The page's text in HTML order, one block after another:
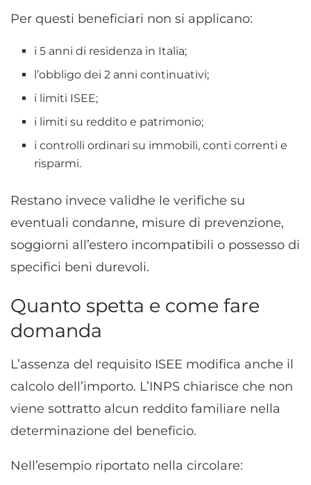
Per questi beneficiari non si applicano:
i 5 anni di residenza in Italia;
l’obbligo dei 2 anni continuativi;
i limiti ISEE;
i limiti su reddito e patrimonio;
i controlli ordinari su immobili, conti correnti e
risparmi.
Restano invece validhe le verifiche su
eventuali condanne, misure di prevenzione,
soggiorni all’estero incompatibili o possesso di
specifici beni durevoli.
Quanto spetta e come fare
domanda
L’assenza del requisito ISEE modifica anche il
calcolo dell’importo. L’INPS chiarisce che non
viene sottratto alcun reddito familiare nella
determinazione del beneficio.
Nell’esempio riportato nella circolare: